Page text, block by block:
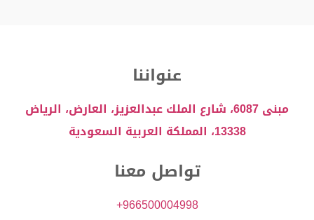
عنواننا
مبنى 6087، شارع الملك عبدالعزيز، العارض، الرياض
13338، المملكة العربية السعودية
تواصل معنا
966500004998+